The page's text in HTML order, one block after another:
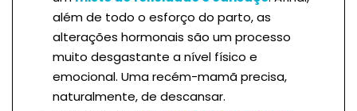
além de todo o esforço do parto, as
alterações hormonais são um processo
muito desgastante a nível físico e
emocional. Uma recém-mamã precisa,
naturalmente, de descansar.